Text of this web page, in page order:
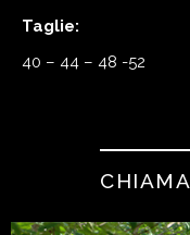
Taglie:
40 – 44 – 48 -52